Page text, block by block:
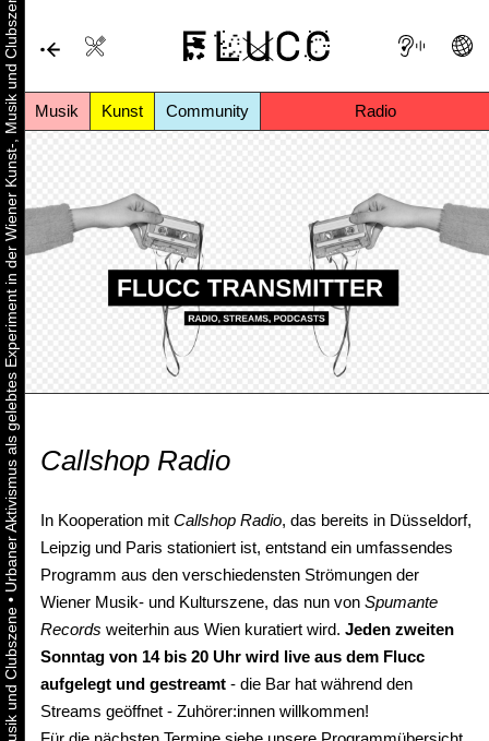
Musik Kunst Community Radio
•
Urbaner Aktivismus als gelebtes Experiment in der Wiener Kunst-, Musik und Clubszene Callshop Radio
In Kooperation mit Callshop Radio, das bereits in Düsseldorf,
Leipzig und Paris stationiert ist, entstand ein umfassendes
Programm aus den verschiedensten Strömungen der
Wiener Musik- und Kulturszene, das nun von Spumante
Records weiterhin aus Wien kuratiert wird. Jeden zweiten
Sonntag von 14 bis 20 Uhr wird live aus dem Flucc
aufgelegt und gestreamt - die Bar hat während den
Streams geöffnet - Zuhörer:innen willkommen!